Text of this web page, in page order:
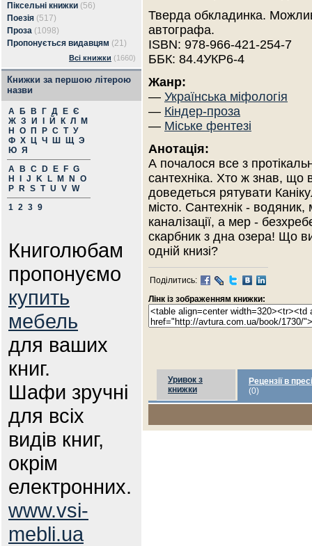
Піксельні книжки (56)
Поезія (517)
Проза (1098)
Пропонується видавцям (21)
Всі книжки (1660)
Книжки за першою літерою
назви
А Б В Г Д Е Є
Ж З И Й К Л
М
Н
О П Р С Т У
Ф Х Ц Ч Ш Щ Э
Ю Я
A
B C D E F G
H
J K L M N
O
P
R S T U V W
1 2 3 9
Книголюбам
пропонуємо
купить
мебель
для ваших
книг.
Шафи зручні
для всіх
видів книг,
окрім
електронних.
www.vsi-
mebli.ua
Тверда обкладинка.
автографа.
ISBN: 978-966-421-254-7
ББК: 84.4УКР6-4
Жанр:
— Українська міфологія
— Кіндер-проза
— Міське фентезі
Анотація:
А почалося все з
сантехніка. Хто ж знав, що
доведеться рятувати
місто. Сантехнік -
каналізації, а мер -
скарбник з дна озера! Що
одній книзі?
Поділитись:
Лінк із зображенням книжки:
Уривок з
книжки
Рецензії в пресі
(0)